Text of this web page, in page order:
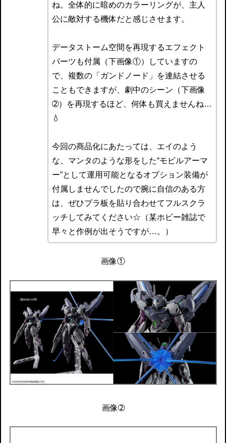
ね。全体的に暗めのカラーリングが、主人
公に敵対する機体だと感じさせます。
データストーム空間を再現するエフェクト
パーツも付属（下画像①）していますの
で、複数の「ガンドノード」を連結させる
こともできますが、劇中のシーン（下画像
➁）を再現するほど、何体も買えませんね…
💧
今回の商品化にあたっては、エイのよう
な、マンタのような形をした“モビルアーマ
ー”として運用可能となるオプション装備が
付属しませんでしたので腕に自信のある方
は、ぜひプラ板を貼り合わせてフルスクラ
ッチしてみてください☆（某ホビー雑誌で
早々と作例が出そうですが…。）
画像①
画像➁